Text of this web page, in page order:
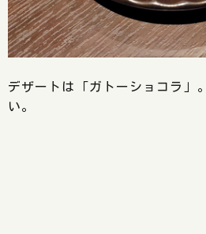
デザートは「ガトーショコラ」
い。